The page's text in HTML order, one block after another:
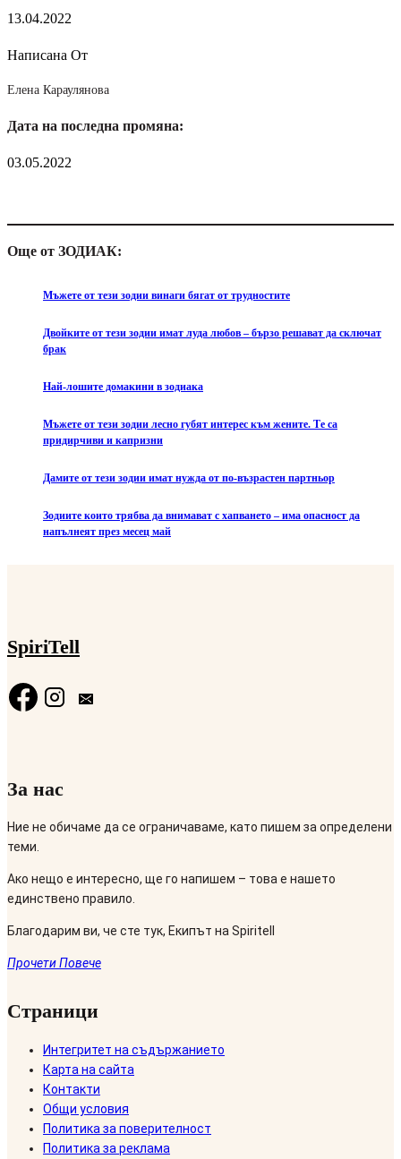
13.04.2022
Написана От
Елена Караулянова
Дата на последна промяна:
03.05.2022
Още от ЗОДИАК:
Мъжете от тези зодии винаги бягат от трудностите
Двойките от тези зодии имат луда любов – бързо решават да сключат
брак
Най-лошите домакини в зодиака
Мъжете от тези зодии лесно губят интерес към жените. Те са
придирчиви и капризни
Дамите от тези зодии имат нужда от по-възрастен партньор
Зодиите които трябва да внимават с хапването – има опасност да
напълнеят през месец май
SpiriTell
За нас
Ние не обичаме да се ограничаваме, като пишем за определени
теми.
Ако нещо е интересно, ще го напишем – това е нашето
единствено правило.
Благодарим ви, че сте тук, Екипът на Spiritell
Прочети Повече
Страници
Интегритет на съдържанието
Карта на сайта
Контакти
Общи условия
Политика за поверителност
Политика за реклама